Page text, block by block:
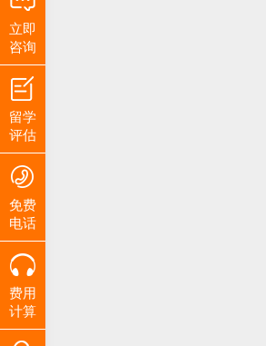
立即
咨询
留学
评估
免费
电话
费用
计算